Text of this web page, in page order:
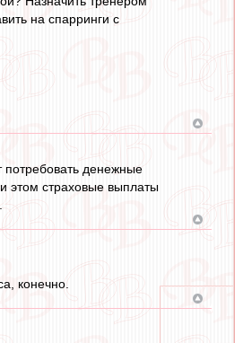
на спарринги с
денежные
этом страховые выплаты
конечно.